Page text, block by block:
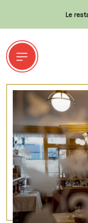
Le
GROUPES
Ducasse